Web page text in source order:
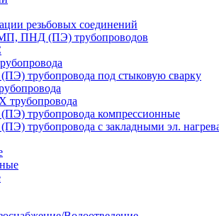
резьбовых соединений
ПНД (ПЭ) трубопроводов
трубопровода под стыковую сварку
трубопровода компрессионные
трубопровода с закладными эл.